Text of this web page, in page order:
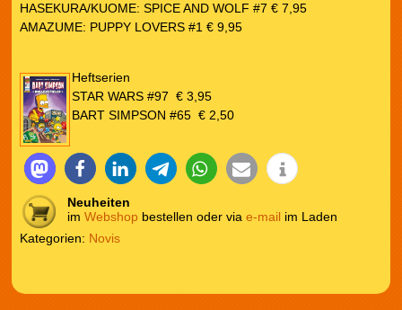
HASEKURA/KUOME: SPICE AND WOLF #7 € 7,95
AMAZUME: PUPPY LOVERS #1 € 9,95
Heftserien
STAR WARS #97 € 3,95
BART SIMPSON #65 € 2,50
Neuheiten
im Webshop bestellen oder via e-mail im Laden
Kategorien: Novis